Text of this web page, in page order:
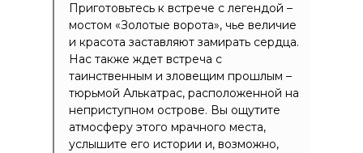
Приготовьтесь к встрече с легендой –
мостом «Золотые ворота», чье величие
и красота заставляют замирать сердца.
Нас также ждет встреча с
таинственным и зловещим прошлым –
тюрьмой Алькатрас, расположенной на
неприступном острове. Вы ощутите
атмосферу этого мрачного места,
услышите его истории и, возможно,